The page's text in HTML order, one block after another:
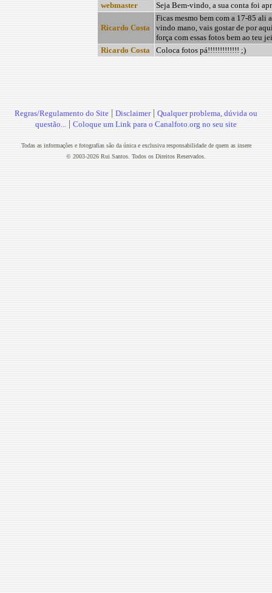
webmaster Seja Bem-vindo, a sua conta foi
Ricardo Costa
Ficas mesmo bem com a 17-85 ali
vindo mano, vais gostar de por
força com essas fotos bem ao teu
Ricardo Costa
Coloca fotos pá!!!!!!!!!!!!! ;)
Regras/Regulamento do Site | Disclaimer| Qualquer problema, dúvida ou
questão... | Coloque um Link para o Canalfoto.org no seu site
Todas as informações e fotografias são da única e exclusiva responsabilidade de quem as insere
© 2003-2026 Rui Santos. Todos os Direitos Reservados.